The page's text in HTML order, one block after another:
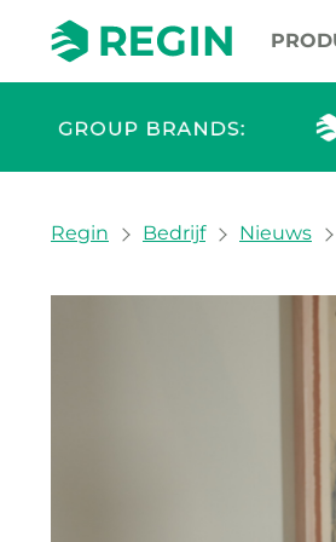
You are here:
Regin Bedrijf Nieuws